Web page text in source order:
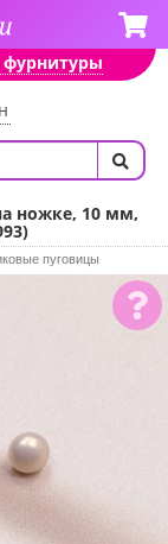
ножке, 10 мм,
пуговицы